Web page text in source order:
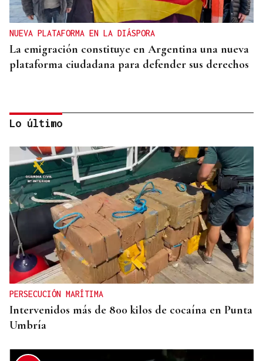
NUEVA PLATAFORMA EN LA DIÁSPORA
La emigración constituye en Argentina una nueva
plataforma ciudadana para defender sus derechos
GIRA
El Ballet Folklórico Tupa Marka en gira en España
y Francia
Lo último
PERSECUCIÓN MARÍTIMA
Intervenidos más de 800 kilos de cocaína en Punta
Umbría